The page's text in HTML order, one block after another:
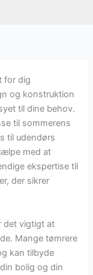
for dig
og konstruktion
til dine behov.
til sommerens
til udendørs
med at
ekspertise til
der sikrer
det vigtigt at
Mange tømrere
kan tilbyde
bolig og din